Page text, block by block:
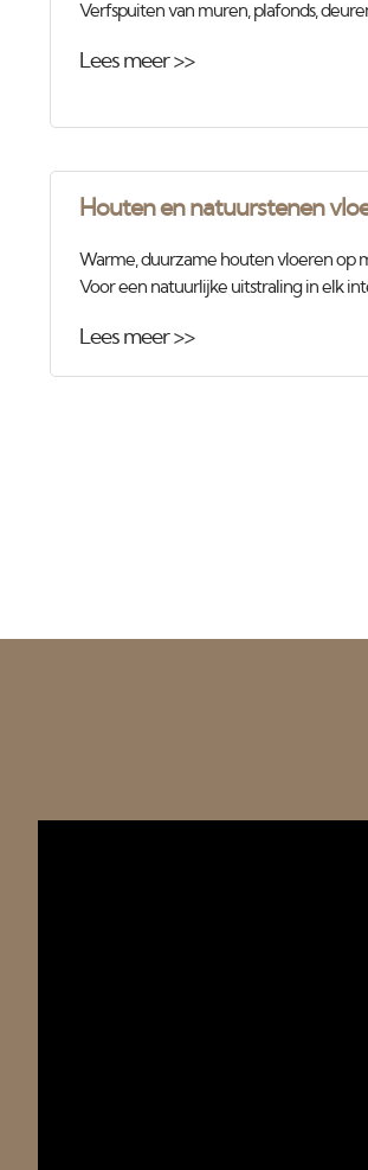
Verfspuiten van muren, plafonds,
Lees meer >>
Houten en natuurstenen
Warme, duurzame houten vloeren op
Voor een natuurlijke uitstraling in elk
Lees meer >>